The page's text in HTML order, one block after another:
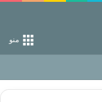
منو
راه خداست‌!